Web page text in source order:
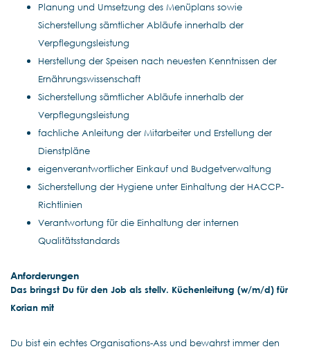
Planung und Umsetzung des Menüplans sowie
Sicherstellung sämtlicher Abläufe innerhalb der
Verpflegungsleistung
Herstellung der Speisen nach neuesten Kenntnissen der
Ernährungswissenschaft
Sicherstellung sämtlicher Abläufe innerhalb der
Verpflegungsleistung
fachliche Anleitung der Mitarbeiter und Erstellung der
Dienstpläne
eigenverantwortlicher Einkauf und Budgetverwaltung
Sicherstellung der Hygiene unter Einhaltung der HACCP-
Richtlinien
Verantwortung für die Einhaltung der internen
Qualitätsstandards
Anforderungen
Das bringst Du für den Job als stellv. Küchenleitung (w/m/d) für
Korian mit
Du bist ein echtes Organisations-Ass und bewahrst immer den